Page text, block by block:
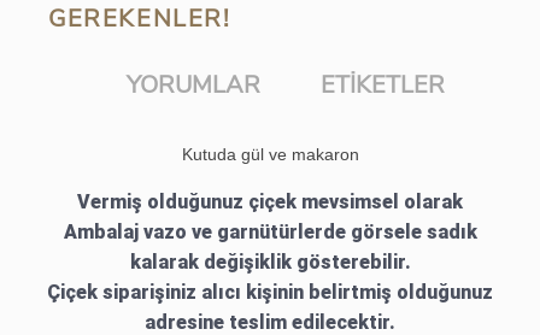
GEREKENLER!
YORUMLAR ETIKETLER
Kutuda gül ve makaron
Vermiş olduğunuz çiçek mevsimsel olarak
Ambalaj vazo ve garnütürlerde görsele sadık
kalarak değişiklik gösterebilir.
Çiçek siparişiniz alıcı kişinin belirtmiş olduğunuz
adresine teslim edilecektir.